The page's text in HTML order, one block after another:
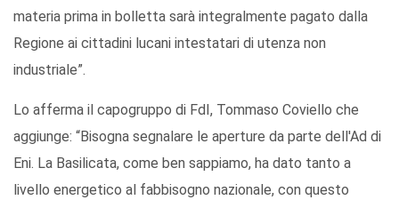
materia prima in bolletta sarà integralmente pagato dalla
Regione ai cittadini lucani intestatari di utenza non
industriale”.
Lo afferma il capogruppo di FdI, Tommaso Coviello che
aggiunge: “Bisogna segnalare le aperture da parte dell'Ad di
Eni. La Basilicata, come ben sappiamo, ha dato tanto a
livello energetico al fabbisogno nazionale, con questo